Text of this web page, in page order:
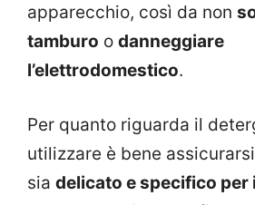
apparecchio, così da non
tamburo o danneggiare
l’elettrodomestico.
Per quanto riguarda il
utilizzare è bene
sia delicato e specifico per